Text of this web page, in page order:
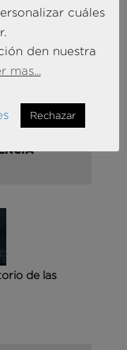
en
Puertas
de las
cuáles
den nuestra
mas...
Rechazar